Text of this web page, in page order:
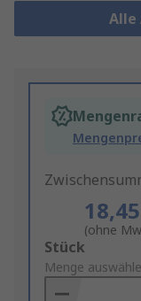
Alle
(ohne
Add
to
Basket
Stück
Menge